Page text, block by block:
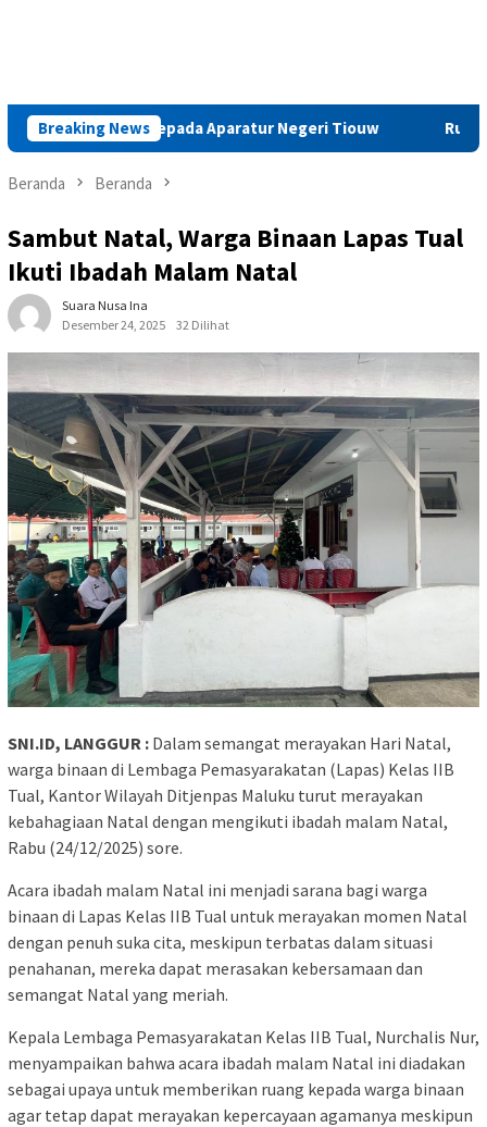
Breaking News
Hukum kepada Aparatur Negeri Tiouw Rutan Ambon
Beranda Beranda
Sambut Natal, Warga Binaan Lapas Tual
Ikuti Ibadah Malam Natal
Suara Nusa Ina
Desember 24, 2025
32 Dilihat
SNI.ID, LANGGUR : Dalam semangat merayakan Hari Natal,
warga binaan di Lembaga Pemasyarakatan (Lapas) Kelas IIB
Tual, Kantor Wilayah Ditjenpas Maluku turut merayakan
kebahagiaan Natal dengan mengikuti ibadah malam Natal,
Rabu (24/12/2025) sore.
Acara ibadah malam Natal ini menjadi sarana bagi warga
binaan di Lapas Kelas IIB Tual untuk merayakan momen Natal
dengan penuh suka cita, meskipun terbatas dalam situasi
penahanan, mereka dapat merasakan kebersamaan dan
semangat Natal yang meriah.
Kepala Lembaga Pemasyarakatan Kelas IIB Tual, Nurchalis Nur,
menyampaikan bahwa acara ibadah malam Natal ini diadakan
sebagai upaya untuk memberikan ruang kepada warga binaan
agar tetap dapat merayakan kepercayaan agamanya meskipun